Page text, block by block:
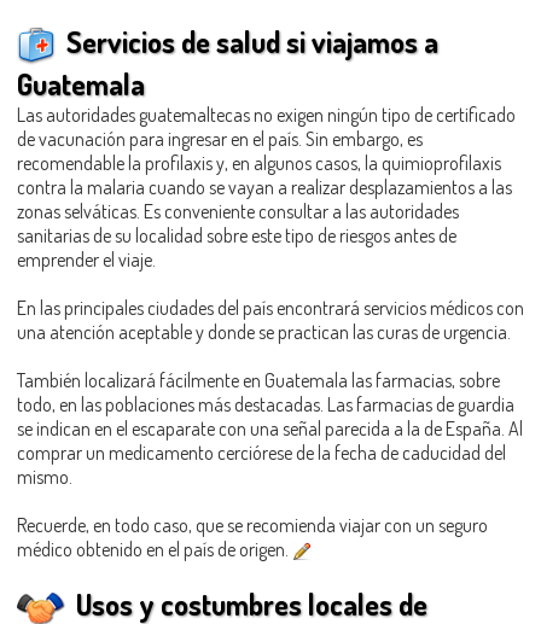
Servicios de salud si viajamos a
Guatemala
Las autoridades guatemaltecas no exigen ningún tipo de certificado
de vacunación para ingresar en el país. Sin embargo, es
recomendable la profilaxis y, en algunos casos, la quimioprofilaxis
contra la malaria cuando se vayan a realizar desplazamientos a las
zonas selváticas. Es conveniente consultar a las autoridades
sanitarias de su localidad sobre este tipo de riesgos antes de
emprender el viaje.
En las principales ciudades del país encontrará servicios médicos con
una atención aceptable y donde se practican las curas de urgencia.
También localizará fácilmente en Guatemala las farmacias, sobre
todo, en las poblaciones más destacadas. Las farmacias de guardia
se indican en el escaparate con una señal parecida a la de España. Al
comprar un medicamento cerciórese de la fecha de caducidad del
mismo.
Recuerde, en todo caso, que se recomienda viajar con un seguro
médico obtenido en el país de origen.
Usos y costumbres locales de